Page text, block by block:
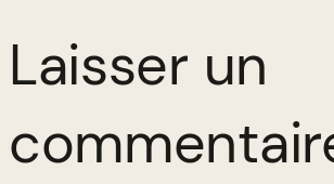
Laisser un